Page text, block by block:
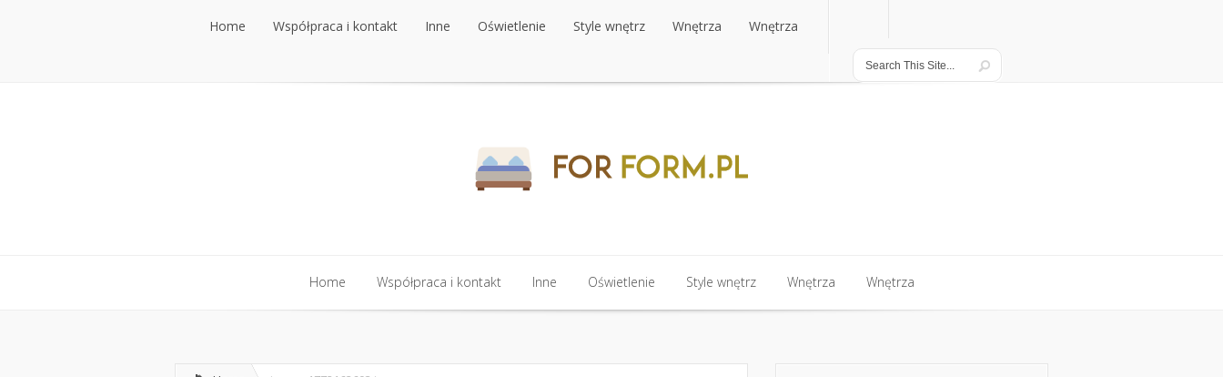
Home Współpraca i kontakt
Współpraca i kontakt
Inne
Inne
Oświetlenie
Oświetlenie
Style wnętrz
Style wnętrz
Wnętrza
Wnętrza
Wnętrza
Wnętrza
Home Współpraca i kontakt Inne Oświetlenie Style wnętrz Wnętrza Wnętrza